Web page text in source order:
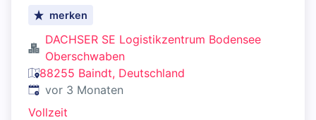
merken
DACHSER SE Logistikzentrum Bodensee
Oberschwaben
88255 Baindt, Deutschland
Veröffentlicht:
vor 3 Monaten
Vollzeit